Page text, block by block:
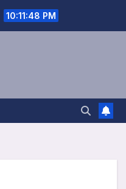
10:11:49 PM